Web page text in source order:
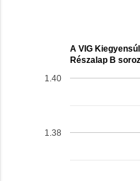
A VIG
Részalap B
1.38
1.40